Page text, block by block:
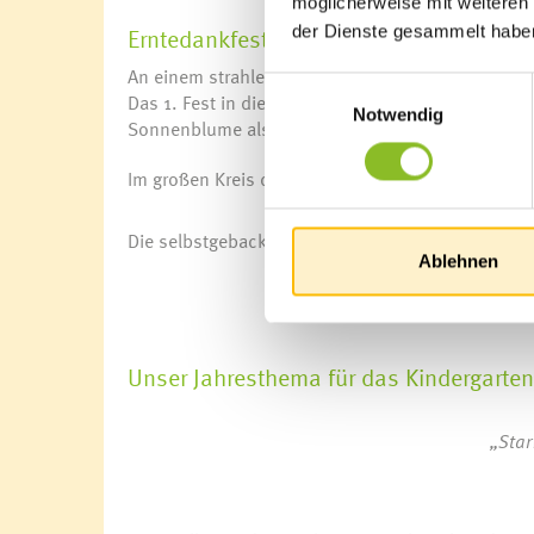
der Dienste gesammelt
Notwendig
Ablehnen
Erntedankfest im Kindergarten
An einem strahlend sonnigen Herbsttag feierten
Das 1. Fest in diesem Kindergartenjahr wurde
Sonnenblume als Einladung und viele
Im großen Kreis dankten wir Gott für unsere
Die selbstgebackenen Brötchen und der
Unser Jahresthema für das